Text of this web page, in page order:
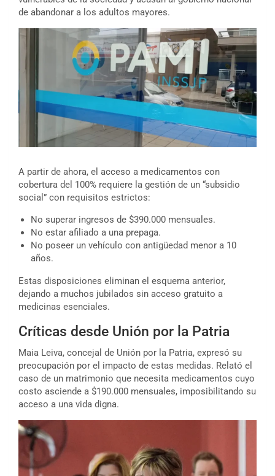
de abandonar a los adultos mayores.
A partir de ahora, el acceso a medicamentos con
cobertura del 100% requiere la gestión de un “subsidio
social” con requisitos estrictos:
No superar ingresos de $390.000 mensuales.
No estar afiliado a una prepaga.
No poseer un vehículo con antigüedad menor a 10
años.
Estas disposiciones eliminan el esquema anterior,
dejando a muchos jubilados sin acceso gratuito a
medicinas esenciales.
Críticas desde Unión por la Patria
Maia Leiva, concejal de Unión por la Patria, expresó su
preocupación por el impacto de estas medidas. Relató el
caso de un matrimonio que necesita medicamentos cuyo
costo asciende a $190.000 mensuales, imposibilitando su
acceso a una vida digna.